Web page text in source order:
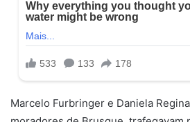
Marcelo Furbringer e Daniela